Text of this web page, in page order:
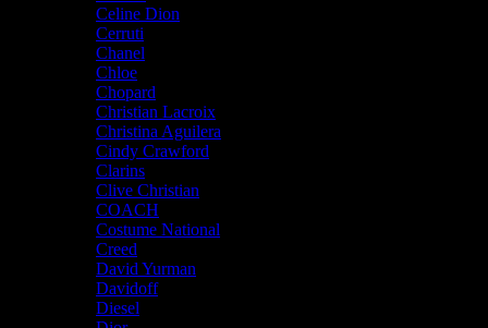
Celine Dion
Cerruti
Chanel
Chloe
Chopard
Christian Lacroix
Christina Aguilera
Cindy Crawford
Clarins
Clive Christian
COACH
Costume National
Creed
David Yurman
Davidoff
Diesel